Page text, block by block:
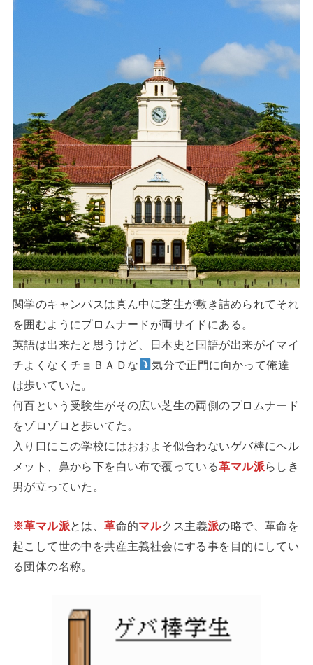
関学のキャンパスは真ん中に芝生が敷き詰められてそれ
を囲むようにプロムナードが両サイドにある。
英語は出来たと思うけど、日本史と国語が出来がイマイ
チよくなくチョＢＡＤな
気分で正門に向かって俺達
は歩いていた。
何百という受験生がその広い芝生の両側のプロムナード
をゾロゾロと歩いてた。
入り口にこの学校にはおおよそ似合わないゲバ棒にヘル
メット、鼻から下を白い布で覆っている革マル派らしき
男が立っていた。
※革マル派とは、革命的マルクス主義派の略で、革命を
起こして世の中を共産主義社会にする事を目的にしてい
る団体の名称。